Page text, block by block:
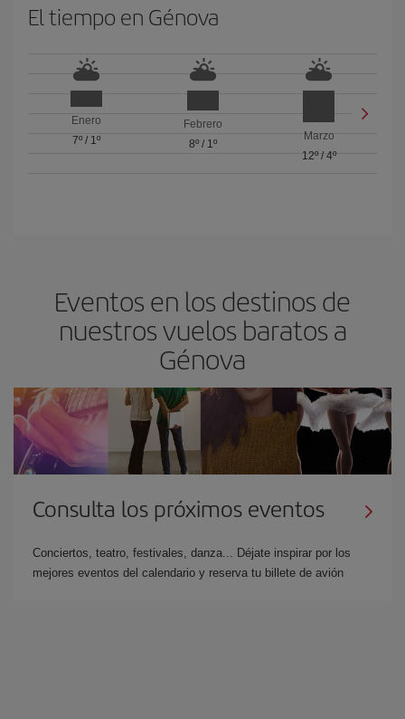
El tiempo en Génova
Enero
7º/ 1º
Febrero
8º/ 1º
Marzo
12º/ 4º
Eventos en los destinos de
nuestros vuelos baratos a
Génova
Consulta los próximos eventos
Conciertos, teatro, festivales, danza... Déjate inspirar por los
mejores eventos del calendario y reserva tu billete de avión